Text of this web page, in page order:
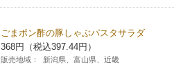
ごまポン酢の豚しゃぶパスタサラダ
368円（税込397.44円）
販売地域： 新潟県、富山県、近畿